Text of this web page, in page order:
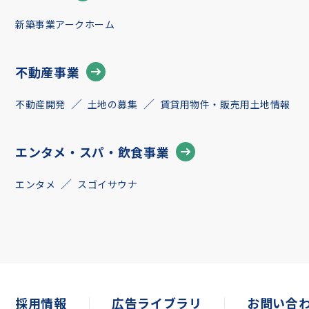
新築事業アークホーム
不動産事業
不動産開発 土地の募集 賃貸用物件・販売用土地情報
エンタメ・スパ・飲食事業
エンタメ スゴイサウナ
採用情報 広告ライブラリ お問い合